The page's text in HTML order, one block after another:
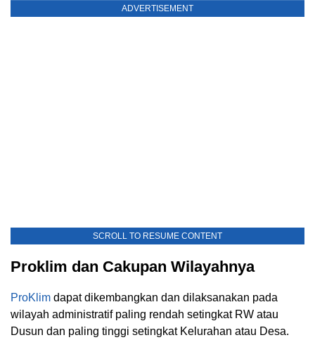
ADVERTISEMENT
SCROLL TO RESUME CONTENT
Proklim dan Cakupan Wilayahnya
ProKlim dapat dikembangkan dan dilaksanakan pada
wilayah administratif paling rendah setingkat RW atau
Dusun dan paling tinggi setingkat Kelurahan atau Desa.